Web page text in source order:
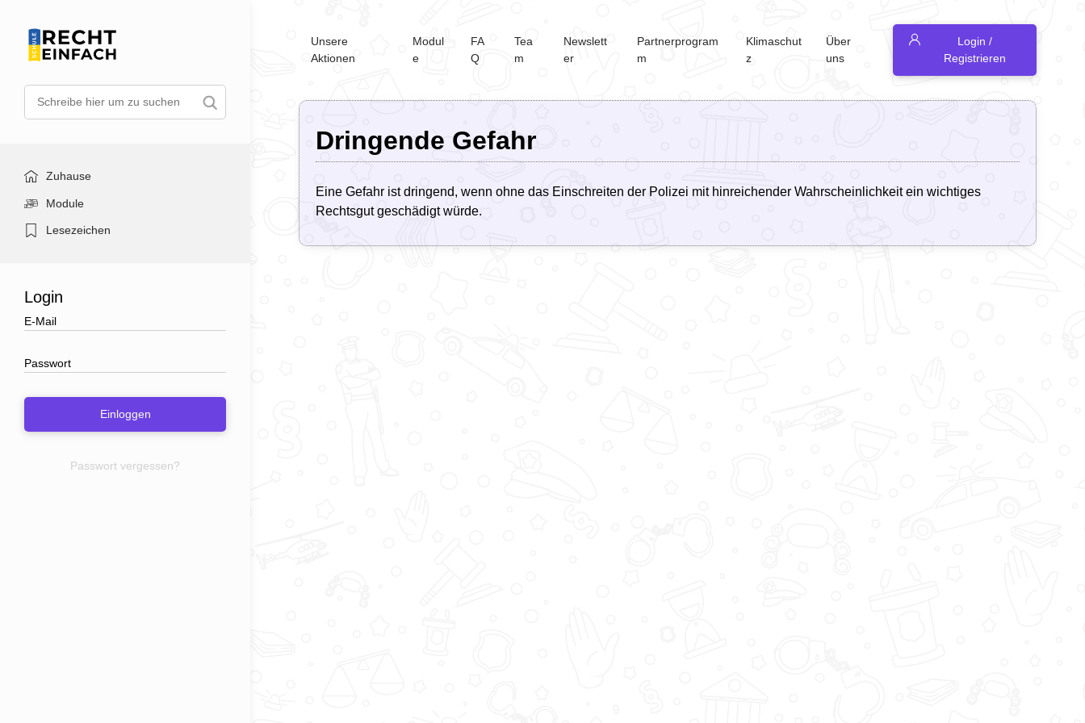
Zuhause
Module
Lesezeichen
Login
Einloggen
Passwort vergessen?
Unsere
Aktionen
Modul
e
FA
Q
Tea
m
Newslett
er
Partnerprogram
m
Klimaschut
z
Über
uns
Login /
Registrieren
Dringende Gefahr
Eine Gefahr ist dringend, wenn ohne das Einschreiten der Polizei mit hinreichender Wahrscheinlichkeit ein wichtiges
Rechtsgut geschädigt würde.